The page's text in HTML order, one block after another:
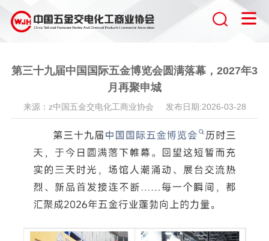
第三十九届中国国际五金博览会圆满落幕，2027年3
月再聚申城
来源：z中国五金交电化工商业协会 发布日期:2026-03-28